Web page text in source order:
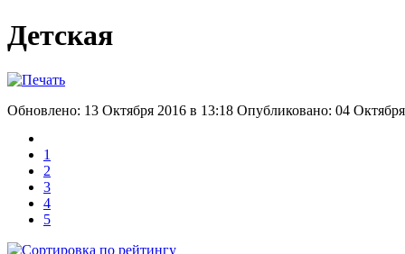
Детская
Обновлено: 13 Октября 2016 в 13:18 Опубликовано: 04
1
2
3
4
5